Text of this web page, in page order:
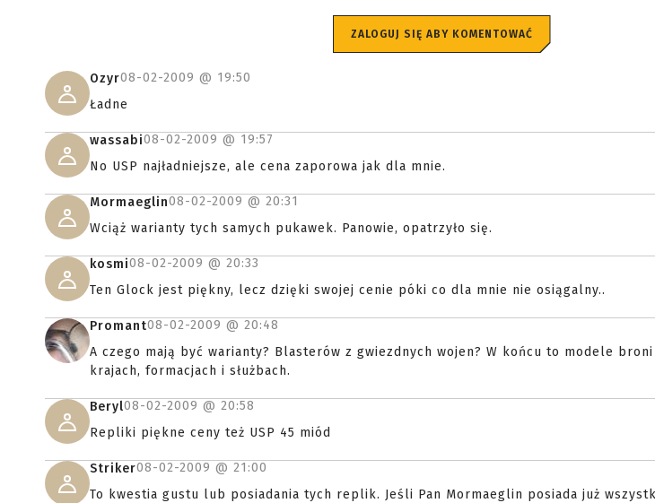
ZALOGUJ SIĘ ABY KOMENTOWAĆ
Ozyr08-02-2009 @ 19:50
Ładne
wassabi08-02-2009 @ 19:57
No USP najładniejsze, ale cena zaporowa jak dla mnie.
Mormaeglin08-02-2009 @ 20:31
Wciąż warianty tych samych pukawek. Panowie, opatrzyło się.
kosmi08-02-2009 @ 20:33
Ten Glock jest piękny, lecz dzięki swojej cenie póki co dla mnie nie osiągalny..
Promant08-02-2009 @ 20:48
A czego mają być warianty? Blasterów z gwiezdnych wojen? W końcu to modele
krajach, formacjach i służbach.
Beryl08-02-2009 @ 20:58
Repliki piękne ceny też USP 45 miód
Striker08-02-2009 @ 21:00
To kwestia gustu lub posiadania tych replik. Jeśli Pan Mormaeglin posiada już